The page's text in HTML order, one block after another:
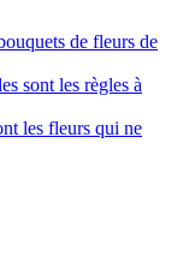
de fleurs de
sont les règles à
les fleurs qui ne